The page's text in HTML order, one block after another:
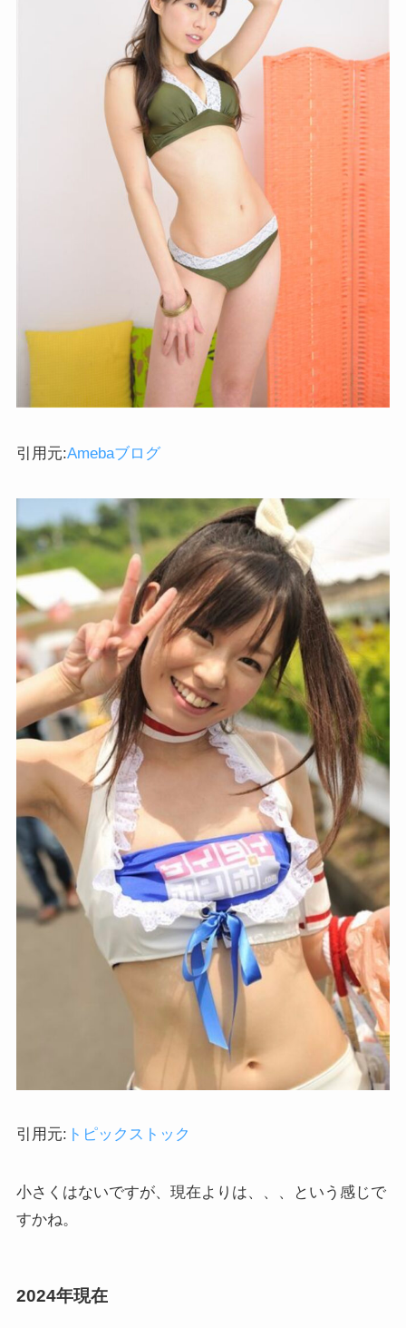
引用元:Amebaブログ
引用元: トピックストック
小さくはないですが、現在よりは、、、という感じで
すかね。
2024年現在